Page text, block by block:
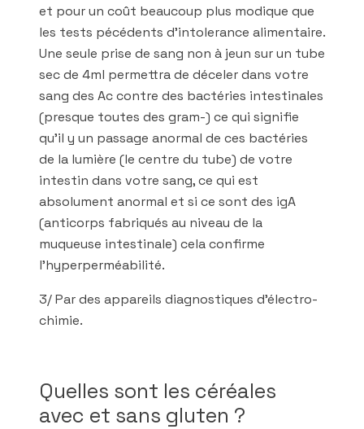
et pour un coût beaucoup plus modique que
les tests pécédents d’intolerance alimentaire.
Une seule prise de sang non à jeun sur un tube
sec de 4ml permettra de déceler dans votre
sang des Ac contre des bactéries intestinales
(presque toutes des gram-) ce qui signifie
qu’il y un passage anormal de ces bactéries
de la lumière (le centre du tube) de votre
intestin dans votre sang, ce qui est
absolument anormal et si ce sont des igA
(anticorps fabriqués au niveau de la
muqueuse intestinale) cela confirme
l’hyperperméabilité.
3/ Par des appareils diagnostiques d’électro-
chimie.
Quelles sont les céréales
avec et sans gluten ?